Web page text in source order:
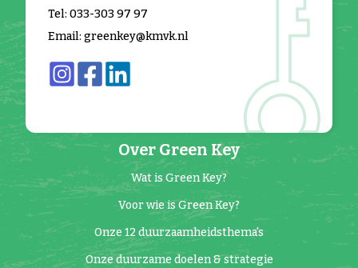
Over Green Key
Wat is Green Key?
Voor wie is Green Key?
Onze 12 duurzaamheidsthema's
Onze duurzame doelen & strategie
Tel: 033-303 97 97
Email: greenkey@kmvk.nl